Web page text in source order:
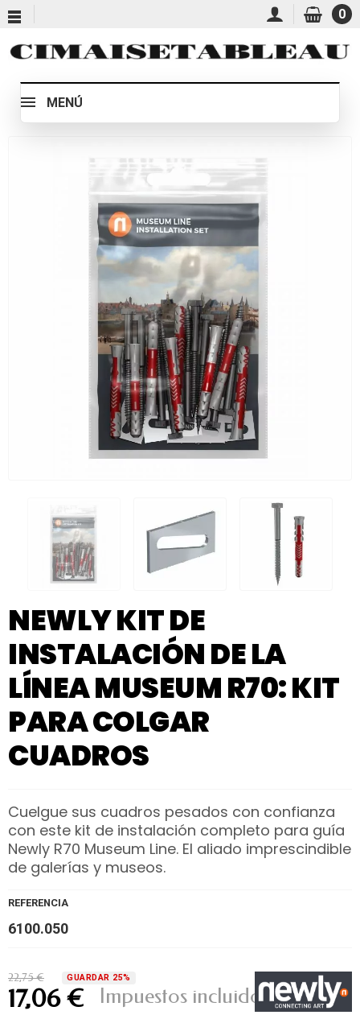
0
MENÚ
NEWLY KIT DE
INSTALACIÓN DE LA
LÍNEA MUSEUM R70: KIT
PARA COLGAR
CUADROS
Cuelgue sus cuadros pesados con confianza
con este kit de instalación completo para guía
Newly R70 Museum Line. El aliado imprescindible
de galerías y museos.
REFERENCIA
6100.050
22,75 € GUARDAR 25%
17,06 € Impuestos incluidos